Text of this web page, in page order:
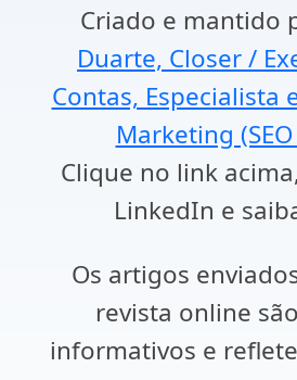
Criado e mantido
Duarte, Closer /
Contas, Especialista
Marketing
Clique no link
LinkedIn e
Os artigos
revista online
informativos e